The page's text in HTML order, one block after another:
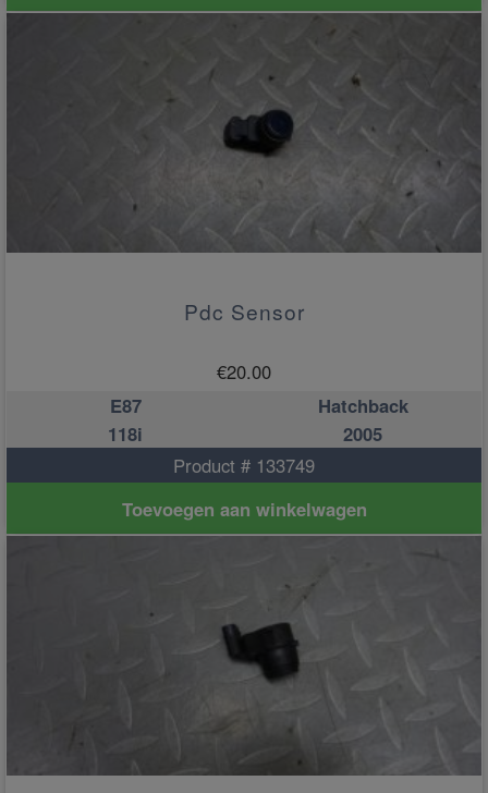
Pdc Sensor
€20.00
E87
Hatchback
118i
2005
Product # 133749
Toevoegen aan winkelwagen